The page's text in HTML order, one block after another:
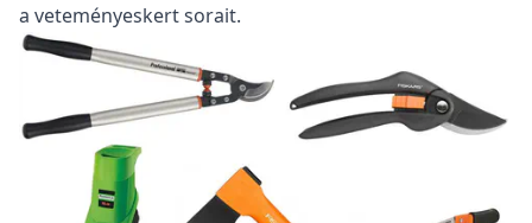
a veteményeskert sorait.